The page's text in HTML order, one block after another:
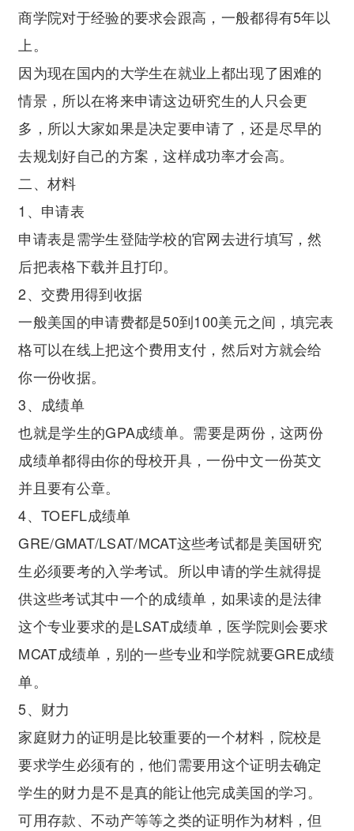
商学院对于经验的要求会跟高，一般都得有5年以
上。
因为现在国内的大学生在就业上都出现了困难的
情景，所以在将来申请这边研究生的人只会更
多，所以大家如果是决定要申请了，还是尽早的
去规划好自己的方案，这样成功率才会高。
二、材料
1、申请表
申请表是需学生登陆学校的官网去进行填写，然
后把表格下载并且打印。
2、交费用得到收据
一般美国的申请费都是50到100美元之间，填完表
格可以在线上把这个费用支付，然后对方就会给
你一份收据。
3、成绩单
也就是学生的GPA成绩单。需要是两份，这两份
成绩单都得由你的母校开具，一份中文一份英文
并且要有公章。
4、TOEFL成绩单
GRE/GMAT/LSAT/MCAT这些考试都是美国研究
生必须要考的入学考试。所以申请的学生就得提
供这些考试其中一个的成绩单，如果读的是法律
这个专业要求的是LSAT成绩单，医学院则会要求
MCAT成绩单，别的一些专业和学院就要GRE成绩
单。
5、财力
家庭财力的证明是比较重要的一个材料，院校是
要求学生必须有的，他们需要用这个证明去确定
学生的财力是不是真的能让他完成美国的学习。
可用存款、不动产等等之类的证明作为材料，但